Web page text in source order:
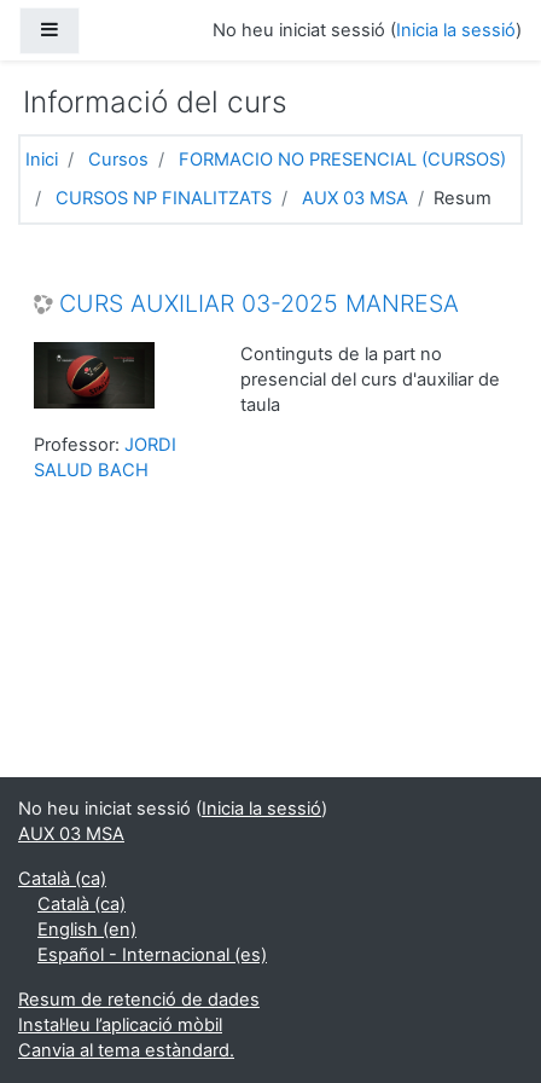
No heu iniciat sessió (Inicia la sessió)
Informació del curs
Inici Cursos
FORMACIO NO PRESENCIAL (CURSOS)
CURSOS NP FINALITZATS
AUX 03 MSA Resum
CURS AUXILIAR 03-2025 MANRESA
Continguts de la part no
presencial del curs d'auxiliar de
taula
Professor: JORDI
SALUD BACH
No heu iniciat sessió (Inicia la sessió)
AUX 03 MSA
Català ‎(ca)‎
Català ‎(ca)‎
English ‎(en)‎
Español - Internacional ‎(es)‎
Resum de retenció de dades
Instal·leu l’aplicació mòbil
Canvia al tema estàndard.